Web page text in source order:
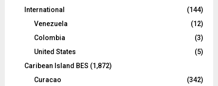
International
(144)
Venezuela
(12)
Colombia
(3)
United States
(5)
Caribean Island BES (1,872)
Curacao
(342)